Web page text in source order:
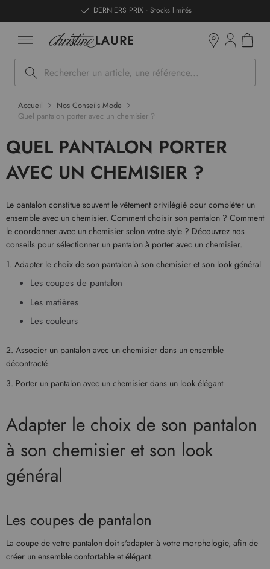
DERNIERS PRIX - Stocks limités
Rechercher
Accueil
Nos Conseils Mode
Quel pantalon porter avec un chemisier ?
QUEL PANTALON PORTER
AVEC UN CHEMISIER ?
Le pantalon constitue souvent le vêtement privilégié pour compléter un
ensemble avec un chemisier. Comment choisir son pantalon ? Comment
le coordonner avec un chemisier selon votre style ? Découvrez nos
conseils pour sélectionner un pantalon à porter avec un chemisier.
1. Adapter le choix de son pantalon à son chemisier et son look général
Les coupes de pantalon
Les matières
Les couleurs
2. Associer un pantalon avec un chemisier dans un ensemble
décontracté
3. Porter un pantalon avec un chemisier dans un look élégant
Adapter le choix de son pantalon
à son chemisier et son look
général
Les coupes de pantalon
La coupe de votre pantalon doit s'adapter à votre morphologie, afin de
créer un ensemble confortable et élégant.